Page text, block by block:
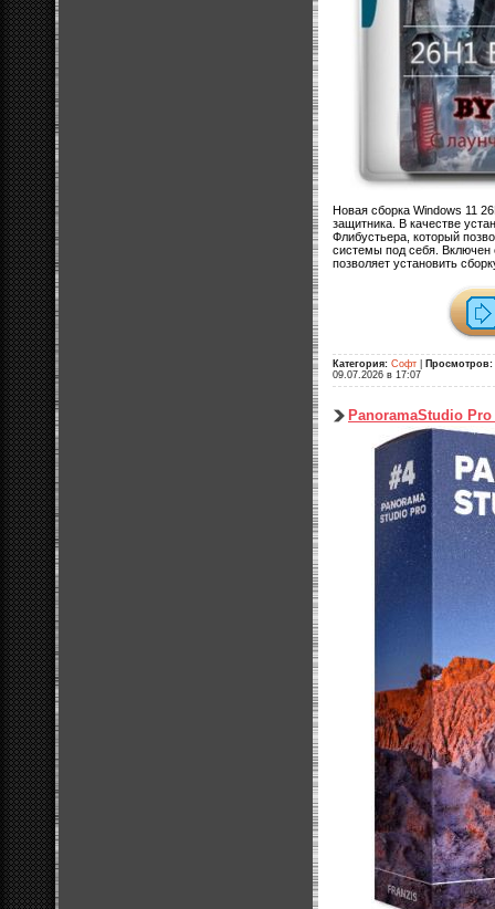
Новая сборка Windows 11
защитника. В качестве
Флибустьера, который
системы под себя. Включен
позволяет установить
Категория: Софт Просмотров:
09.07.2026 в 17:07
PanoramaStudio